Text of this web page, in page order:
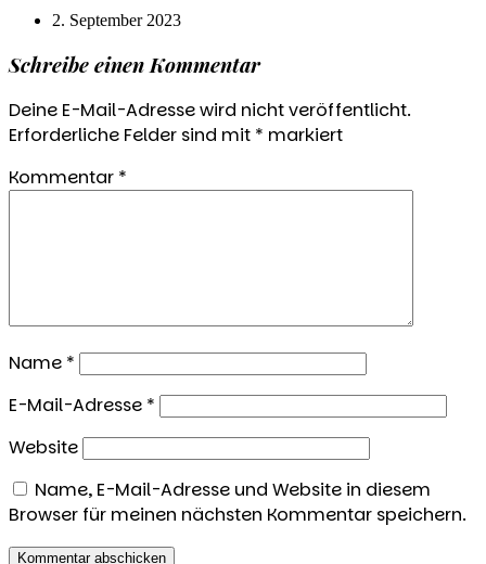
2. September 2023
Schreibe einen Kommentar
Deine E-Mail-Adresse wird nicht veröffentlicht.
Erforderliche Felder sind mit * markiert
Kommentar *
Name *
E-Mail-Adresse *
Website
Name, E-Mail-Adresse und Website in diesem
Browser für meinen nächsten Kommentar speichern.